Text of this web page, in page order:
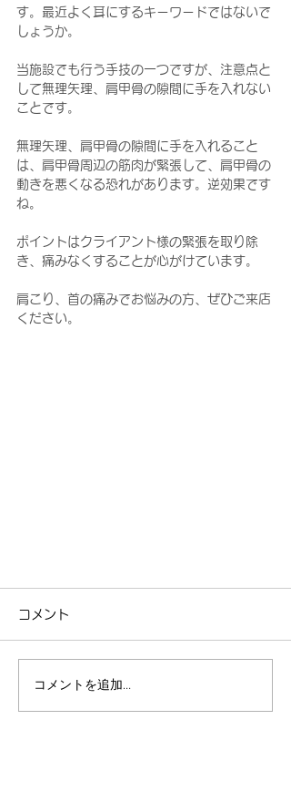
す。最近よく耳にするキーワードではないで
しょうか。
当施設でも行う手技の一つですが、注意点と
して無理矢理、肩甲骨の隙間に手を入れない
ことです。
無理矢理、肩甲骨の隙間に手を入れること
は、肩甲骨周辺の筋肉が緊張して、肩甲骨の
動きを悪くなる恐れがあります。逆効果です
ね。
ポイントはクライアント様の緊張を取り除
き、痛みなくすることが心がけています。
肩こり、首の痛みでお悩みの方、ぜひご来店
ください。
コメント
コメントを追加…